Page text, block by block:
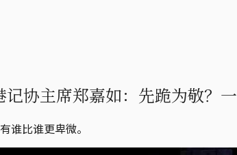
记协主席郑嘉如：先跪为敬？
谁比谁更卑微。